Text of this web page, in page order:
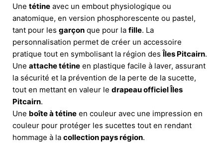
Une tétine avec un embout physiologique ou
anatomique, en version phosphorescente ou pastel,
tant pour les garçon que pour la fille. La
personnalisation permet de créer un accessoire
pratique tout en symbolisant la région desÎles Pitcairn.
Une attache tétine en plastique facile à laver, assurant
la sécurité et la prévention de la perte de la sucette,
tout en mettant en valeur le drapeau officiel Îles
Pitcairn.
Une boîte à tétine en couleur avec une impression en
couleur pour protéger les sucettes tout en rendant
hommage à la collection pays région.